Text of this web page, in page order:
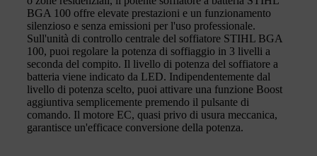
BGA 100 offre elevate prestazioni e un funzionamento
silenzioso e senza emissioni per l'uso professionale.
Sull'unità di controllo centrale del soffiatore STIHL BGA
100, puoi regolare la potenza di soffiaggio in 3 livelli a
seconda del compito. Il livello di potenza del soffiatore a
batteria viene indicato da LED. Indipendentemente dal
livello di potenza scelto, puoi attivare una funzione Boost
aggiuntiva semplicemente premendo il pulsante di
comando. Il motore EC, quasi privo di usura meccanica,
garantisce un'efficace conversione della potenza.